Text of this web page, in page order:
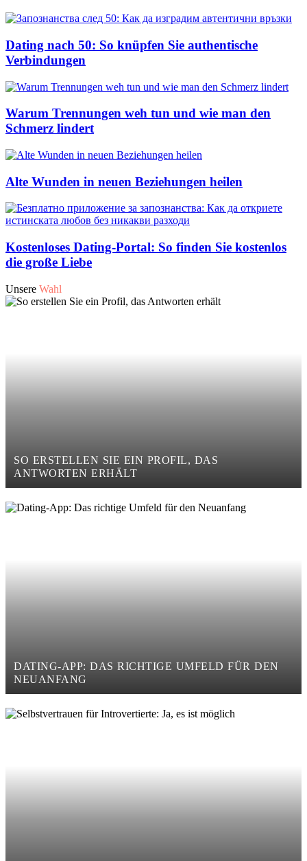
Dating nach 50: So knüpfen Sie authentische
Verbindungen
Warum Trennungen weh tun und wie man den
Schmerz lindert
Alte Wunden in neuen Beziehungen heilen
Kostenloses Dating-Portal: So finden Sie kostenlos
die große Liebe
Unsere Wahl
SO ERSTELLEN SIE EIN PROFIL, DAS
ANTWORTEN ERHÄLT
DATING-APP: DAS RICHTIGE UMFELD FÜR DEN
NEUANFANG